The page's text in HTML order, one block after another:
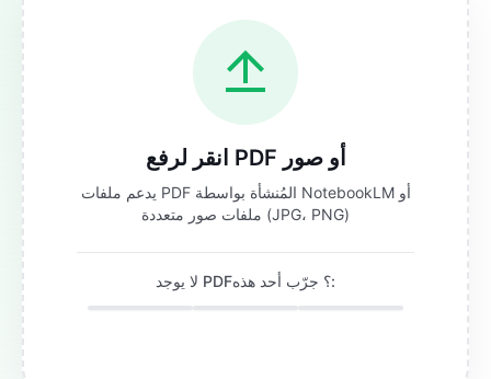
انقر لرفع PDF أو صور
يدعم ملفات PDF المُنشأة بواسطة NotebookLM أو
ملفات صور متعددة (JPG، PNG)
لا يوجد PDF؟ جرّب أحد هذه: